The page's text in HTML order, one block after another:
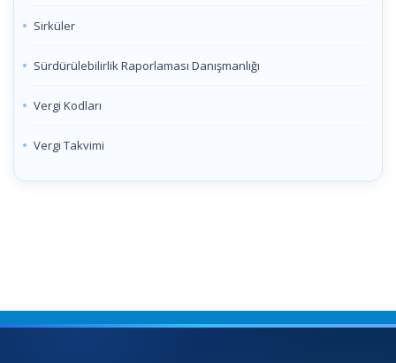
Sirküler
Sürdürülebilirlik Raporlaması Danışmanlığı
Vergi Kodları
Vergi Takvimi